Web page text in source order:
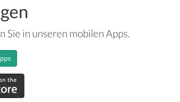
Sie in unseren mobilen Apps.